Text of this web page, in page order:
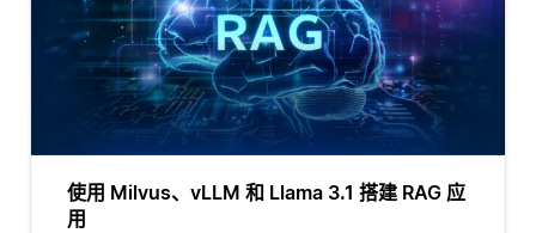
使用 Milvus、vLLM 和 Llama 3.1 搭建 RAG 应
用